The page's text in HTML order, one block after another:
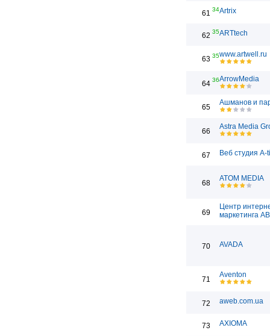
61 34Artrix
62 35ARTtech
63 35www.artwell.ru
64 36ArrowMedia
65
Ашманов и
66
Astra Media
67 Веб студия A-
68
ATOM MEDIA
69
Центр
маркетинга
70 AVADA
71
Aventon
72 aweb.com.ua
73 AXIOMA